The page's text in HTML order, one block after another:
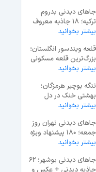
جاهای دیدنی بدروم
ترکیه؛ 18 جاذبه معروف
+ عکس و آدرس
بیشتر بخوانید
قلعه ویندسور انگلستان؛
بزرگ‌ترین قلعه مسکونی
جهان
بیشتر بخوانید
تنگه بوچیر هرمزگان؛
بهشتی خنک در دل
گرمای جنوب ایران
بیشتر بخوانید
جاهای دیدنی تهران روز
جمعه؛ 180 پیشنهاد ویژه
آخر هفته
بیشتر بخوانید
جاهای دیدنی بوشهر؛ 62
جاذبه دیدنی + عکس و